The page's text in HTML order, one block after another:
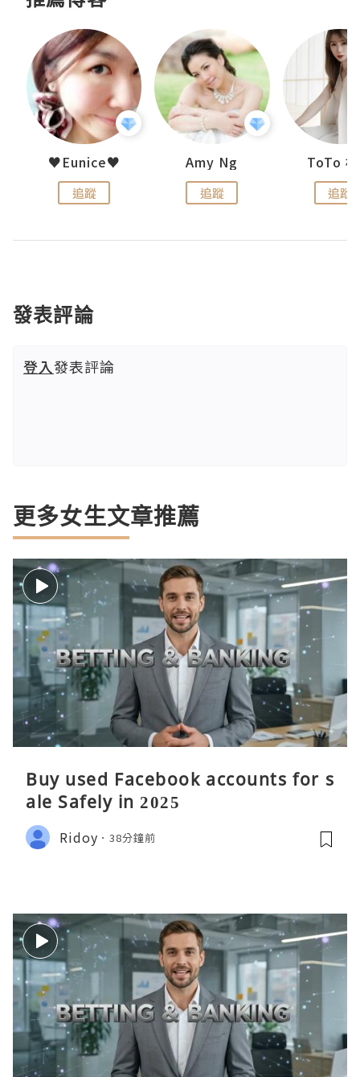
♥Eunice♥
追蹤
Amy Ng
追蹤
ToTo
追蹤
發表評論
登入發表評論
更多女生文章推薦
Buy used Facebook accounts for s
ale Safely in 2025
Ridoy 38分鐘前